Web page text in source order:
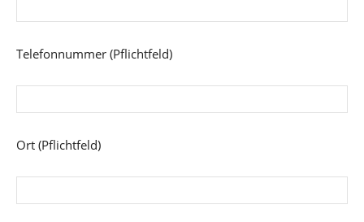
Telefonnummer (Pflichtfeld)
Ort (Pflichtfeld)